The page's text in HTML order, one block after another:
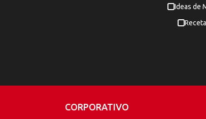
Ideas de
CORPORATIVO